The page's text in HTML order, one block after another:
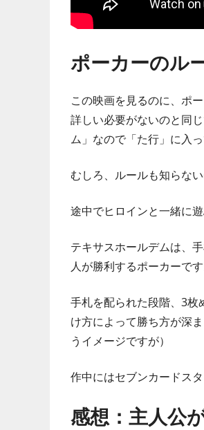
ポーカーのル
この映画を見るのに、ポ
詳しい必要がないのと同
ム」なので「た行」に入っ
むしろ、ルールも知らな
途中でヒロインと一緒に
テキサスホールデムは、
人が勝利するポーカーです
手札を配られた段階、3枚
け方によって勝ち方が深
うイメージですが）
作中にはセブンカードス
感想：主人公